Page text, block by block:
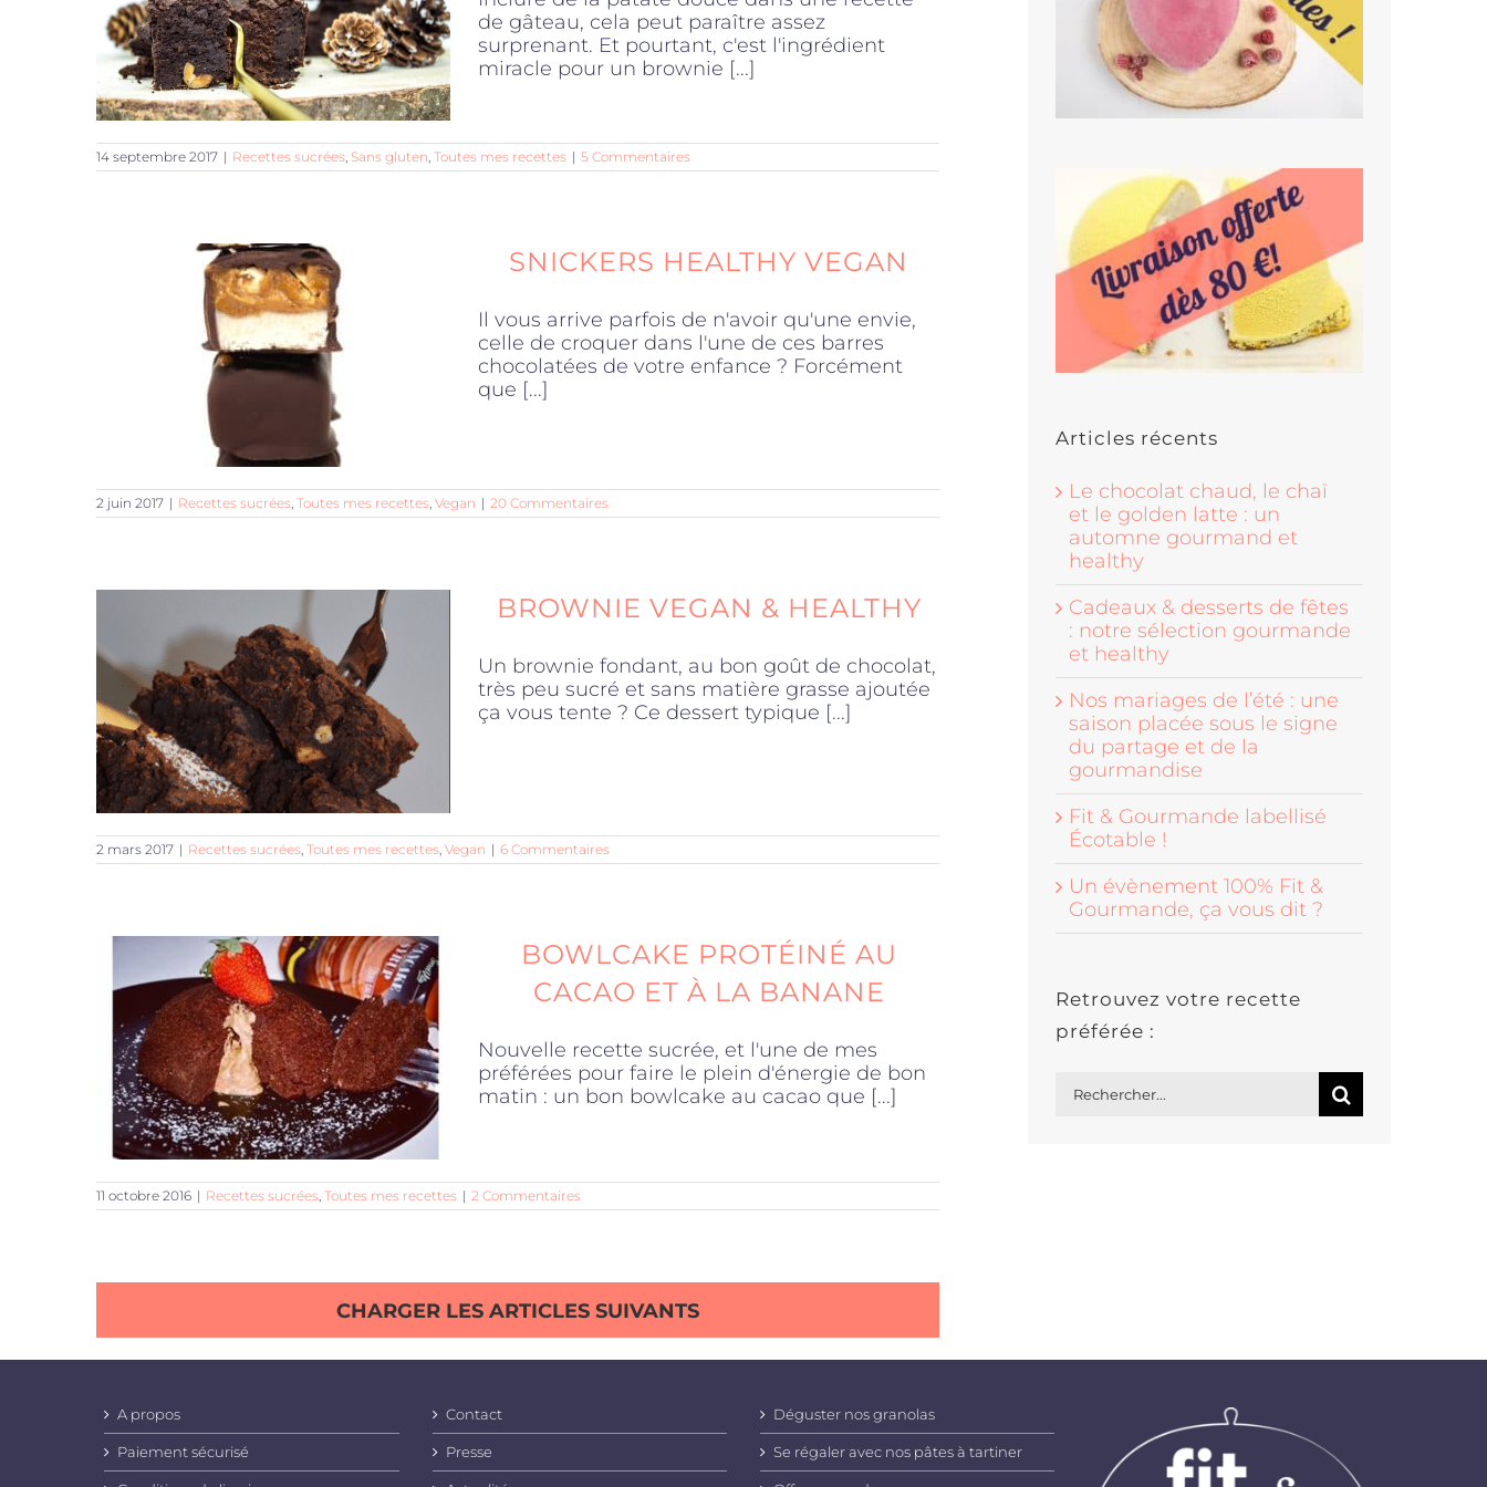
de gâteau, cela peut paraître assez
surprenant. Et pourtant, c'est l'ingrédient
miracle pour un brownie [...]
14 septembre 2017 | Recettes sucrées, Sans gluten, Toutes mes recettes | 5 Commentaires
SNICKERS HEALTHY VEGAN
Il vous arrive parfois de n'avoir qu'une envie,
celle de croquer dans l'une de ces barres
chocolatées de votre enfance ? Forcément
que [...]
2 juin 2017 | Recettes sucrées, Toutes mes recettes, Vegan | 20 Commentaires
BROWNIE VEGAN & HEALTHY
Un brownie fondant, au bon goût de chocolat,
très peu sucré et sans matière grasse ajoutée
ça vous tente ? Ce dessert typique [...]
2 mars 2017 | Recettes sucrées, Toutes mes recettes, Vegan | 6 Commentaires
BOWLCAKE PROTÉINÉ AU
CACAO ET À LA BANANE
Nouvelle recette sucrée, et l'une de mes
préférées pour faire le plein d'énergie de bon
matin : un bon bowlcake au cacao que [...]
11 octobre 2016 | Recettes sucrées, Toutes mes recettes | 2 Commentaires
CHARGER LES ARTICLES SUIVANTS
Articles récents
Le chocolat chaud, le chaï
et le golden latte : un
automne gourmand et
healthy
Cadeaux & desserts de fêtes
: notre sélection gourmande
et healthy
Nos mariages de l’été : une
saison placée sous le signe
du partage et de la
gourmandise
Fit & Gourmande labellisé
Écotable !
Un évènement 100% Fit &
Gourmande, ça vous dit ?
Retrouvez votre recette
préférée :
A propos
Paiement sécurisé
Contact
Presse
Déguster nos granolas
Se régaler avec nos pâtes à tartiner